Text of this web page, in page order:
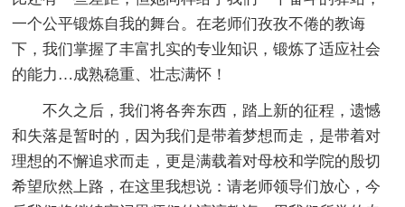
一个公平锻炼自我的舞台。在老师们孜孜不倦的教诲
下，我们掌握了丰富扎实的专业知识，锻炼了适应社会
的能力…成熟稳重、壮志满怀！
不久之后，我们将各奔东西，踏上新的征程，遗憾
和失落是暂时的，因为我们是带着梦想而走，是带着对
理想的不懈追求而走，更是满载着对母校和学院的殷切
希望欣然上路，在这里我想说：请老师领导们放心，今